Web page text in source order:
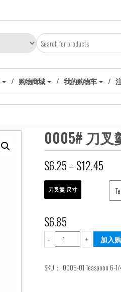
购物商城 我的购物车
0005# 刀叉
$6.25–$12.45
刀叉羹 尺寸
$6.85
-
0005#
刀
+ 加入
SKU： 0005-01 Teaspoon 6-